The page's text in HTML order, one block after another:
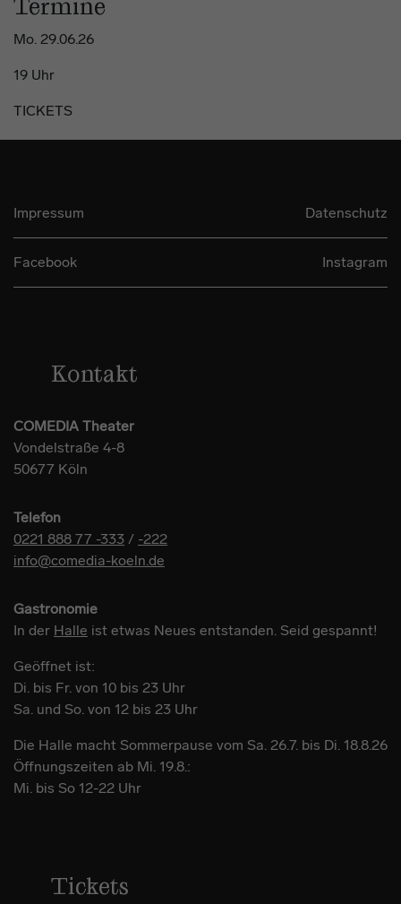
Termine
Mo. 29.06.26
19 Uhr
TICKETS
Impressum Datenschutz
Facebook Instagram
Kontakt
COMEDIA Theater
Vondelstraße 4-8
50677 Köln
Telefon
0221 888 77 -333 / -222
info@comedia-koeln.de
Gastronomie
In der Halle ist etwas Neues entstanden. Seid gespannt!
Geöffnet ist:
Di. bis Fr. von 10 bis 23 Uhr
Sa. und So. von 12 bis 23 Uhr
Die Halle macht Sommerpause vom Sa. 26.7. bis Di. 18.8.26
Öffnungszeiten ab Mi. 19.8.:
Mi. bis So 12-22 Uhr
Tickets